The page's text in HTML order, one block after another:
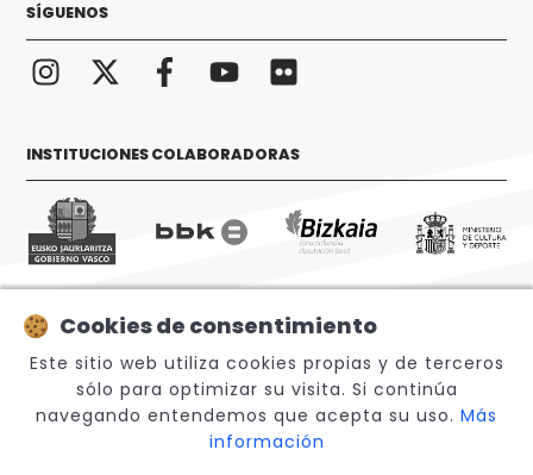
SÍGUENOS
INSTITUCIONES COLABORADORAS
© 2026 Sabino Arana Fundazioa
Cookies de consentimiento
Este sitio web utiliza cookies propias y de terceros
sólo para optimizar su visita. Si continúa
navegando entendemos que acepta su uso. Más
información